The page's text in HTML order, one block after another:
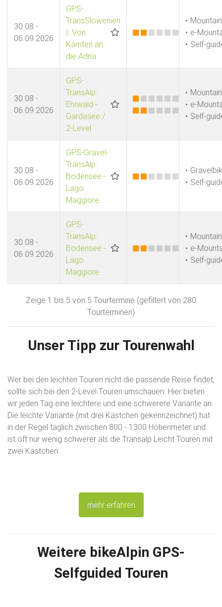
30.08 -
06.09.2026
GPS-
TransSlowenien
I: Von
Kärnten an
die Adria
e-
Self-
30.08 -
06.09.2026
GPS-
TransAlp:
Ehrwald -
Gardasee /
2-Level
e-
Self-
30.08 -
06.09.2026
GPS-Gravel-
TransAlp:
Bodensee -
Lago
Maggiore
Self-
30.08 -
06.09.2026
GPS-
TransAlp:
Bodensee -
Lago
Maggiore
e-
Self-
Zeige 1 bis 5 von 5 Tourtermine (gefiltert von 280
Tourterminen)
Unser Tipp zur Tourenwahl
Wer bei den leichten Touren nicht die passende Reise findet,
sollte sich bei den 2-Level Touren umschauen. Hier bieten
wir jeden Tag eine leichtere und eine schwerere Variante an.
Die leichte Variante (mit drei Kästchen gekennzeichnet) hat
in der Regel täglich zwischen 800 - 1300 Höhenmeter und
ist oft nur wenig schwerer als die Transalp Leicht Touren mit
zwei Kästchen.
mehr erfahren
Weitere bikeAlpin GPS-
Selfguided Touren